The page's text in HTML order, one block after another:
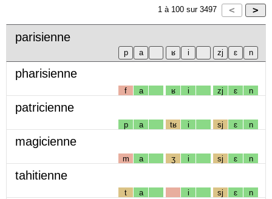
1 à 100 sur 3497
parisienne
pharisienne
f a ʁ i zj ɛ n
patricienne
p a tʁ i sj ɛ n
magicienne
m a ʒ i sj ɛ n
tahitienne
t a i sj ɛ n